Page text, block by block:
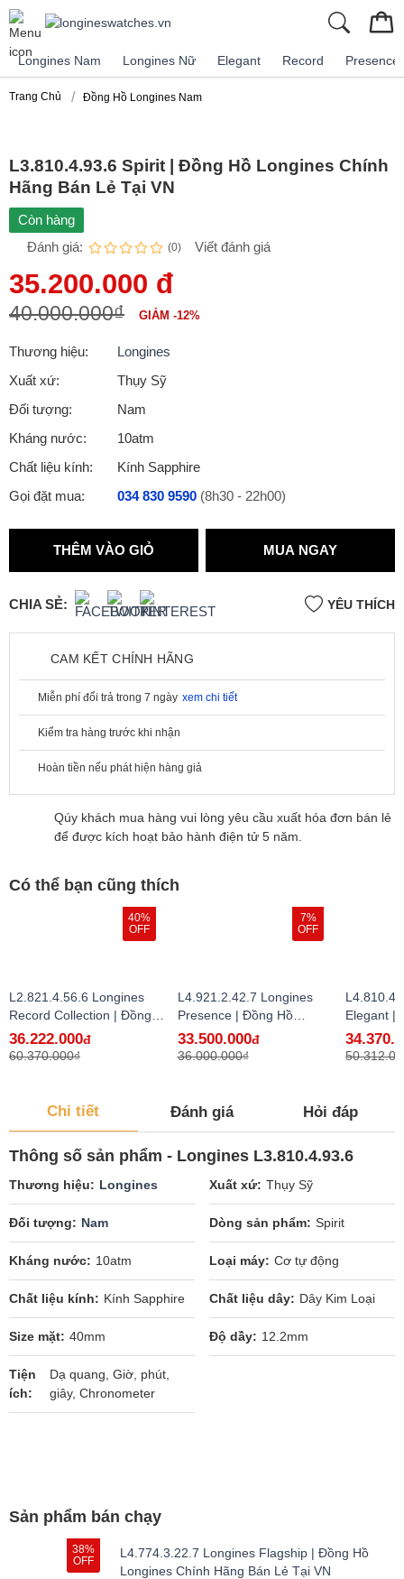
Longines Nam Longines Nữ Elegant Record Presence
Trang Chủ Đồng Hồ Longines Nam
L3.810.4.93.6 Spirit | Đồng Hồ Longines Chính
Hãng Bán Lẻ Tại VN
Còn hàng
Đánh giá:
(0) Viết đánh giá
35.200.000 đ
40.000.000₫ GIẢM -12%
Thương hiệu:
Longines
Xuất xứ:
Thụy Sỹ
Đối tượng:
Nam
Kháng nước:
10atm
Chất liệu kính:
Kính Sapphire
Gọi đặt mua:
034 830 9590 (8h30 - 22h00)
THÊM VÀO GIỎ MUA NGAY
CHIA SẺ: YÊU THÍCH
CAM KẾT CHÍNH HÃNG
Miễn phí đổi trả trong 7 ngày xem chi tiết
Kiểm tra hàng trước khi nhận
Hoàn tiền nếu phát hiện hàng giả
Qúy khách mua hàng vui lòng yêu cầu xuất hóa đơn bán lẻ
để được kích hoạt bảo hành điện tử 5 năm.
Có thể bạn cũng thích
40%
OFF
L2.821.4.56.6 Longines
Record Collection | Đồng
Hồ Longines Chính Hãng
Bán Lẻ Tại VN
36.222.000đ
60.370.000₫
7%
OFF
L4.921.2.42.7 Longines
Presence | Đồng Hồ
Longines Chính Hãng Bán
Lẻ Tại VN
33.500.000đ
36.000.000₫
Elegant |
Longines
Lẻ Tại VN
Chi tiết Đánh giá Hỏi đáp
Thông số sản phẩm - Longines L3.810.4.93.6
Thương hiệu Longines Xuất xứ Thụy Sỹ
Đối tượng Nam Dòng sản phẩm Spirit
Kháng nước 10atm Loại máy Cơ tự động
Chất liệu kính Kính Sapphire Chất liệu dây Dây Kim Loại
Size mặt 40mm Độ dầy 12.2mm
Tiện
ích
Dạ quang, Giờ, phút,
giây, Chronometer
Sản phẩm bán chạy
38%
OFF
L4.774.3.22.7 Longines Flagship | Đồng Hồ
Longines Chính Hãng Bán Lẻ Tại VN